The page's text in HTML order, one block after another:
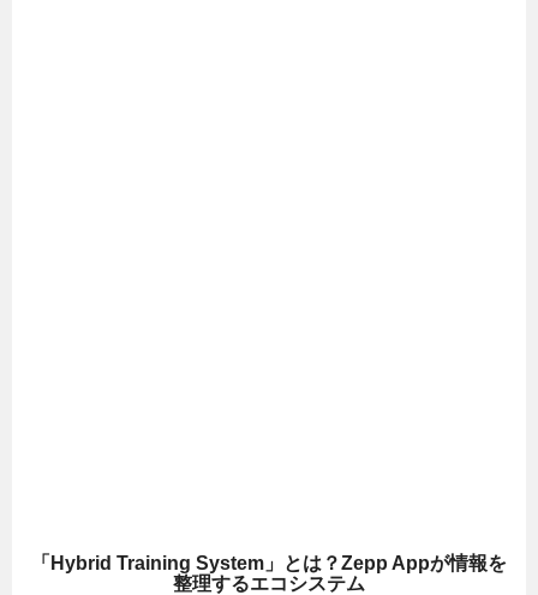
「Hybrid Training System」とは？Zepp Appが情報を
整理するエコシステム